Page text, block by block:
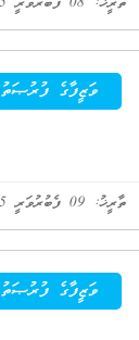
ވަޒީފާގެ ފުރުޞަތު
ތާރީޚު: 09 ފެބުރުވަރީ 2015
ވަޒީފާގެ ފުރުޞަތު